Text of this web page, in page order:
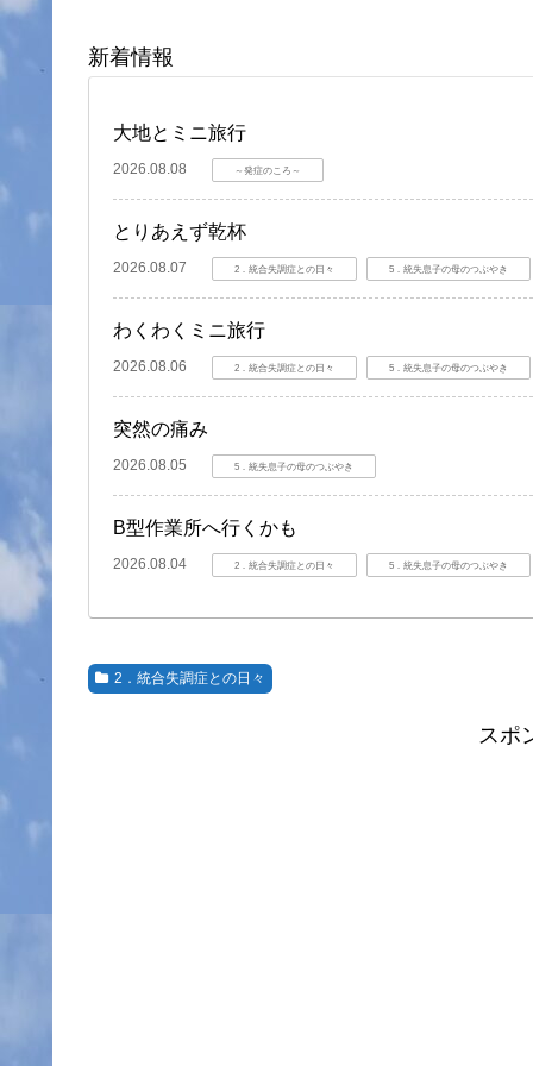
新着情報
大地とミニ旅行
2026.08.08 ～発症のころ～
とりあえず乾杯
2026.08.07 2．統合失調症との日々 5．統失息子の母のつぶやき
わくわくミニ旅行
2026.08.06 2．統合失調症との日々 5．統失息子の母のつぶやき
突然の痛み
2026.08.05 5．統失息子の母のつぶやき
B型作業所へ行くかも
2026.08.04 2．統合失調症との日々 5．統失息子の母のつぶやき
2．統合失調症との日々
スポ